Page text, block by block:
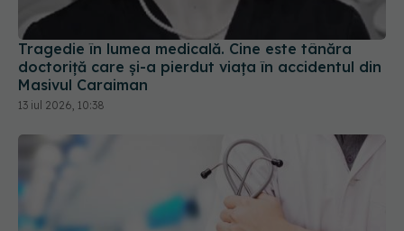
Tragedie în lumea medicală. Cine este tânăra
doctoriță care și-a pierdut viața în accidentul din
Masivul Caraiman
13 iul 2026, 10:38